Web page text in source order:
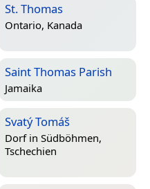
St. Thomas
Ontario, Kanada
Saint Thomas Parish
Jamaika
Svatý Tomáš
Dorf in Südböhmen,
Tschechien